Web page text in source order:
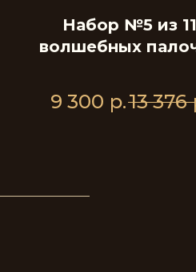
Набор №5 из 11
волшебных
9 300 р.13 376